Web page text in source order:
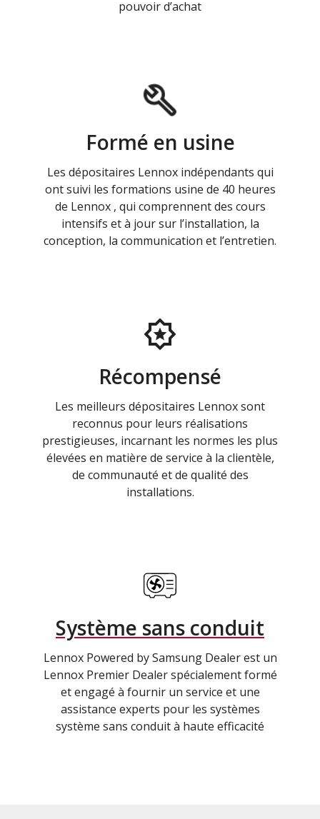
pouvoir d’achat
Formé en usine
Les dépositaires Lennox indépendants qui
ont suivi les formations usine de 40 heures
de Lennox , qui comprennent des cours
intensifs et à jour sur l’installation, la
conception, la communication et l’entretien.
Récompensé
Les meilleurs dépositaires Lennox sont
reconnus pour leurs réalisations
prestigieuses, incarnant les normes les plus
élevées en matière de service à la clientèle,
de communauté et de qualité des
installations.
Système sans conduit
Lennox Powered by Samsung Dealer est un
Lennox Premier Dealer spécialement formé
et engagé à fournir un service et une
assistance experts pour les systèmes
système sans conduit à haute efficacité